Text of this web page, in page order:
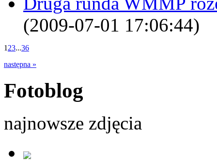
(2009-07-01 17:06:44)
1 23...36
następna »
Fotoblog
najnowsze zdjęcia